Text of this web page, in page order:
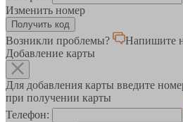
Изменить номер
Возникли проблемы?
Напишите
Добавление карты
Для добавления карты введите
при получении карты
Телефон: